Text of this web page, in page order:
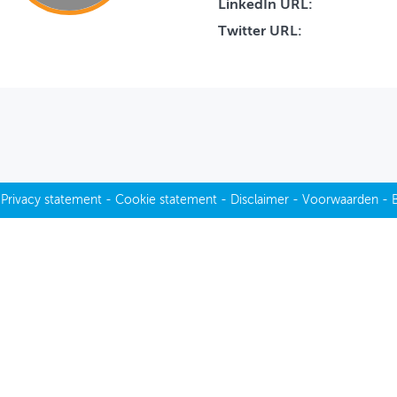
LinkedIn URL:
Twitter URL:
Privacy statement- Cookie statement- Disclaimer- Voorwaarden -